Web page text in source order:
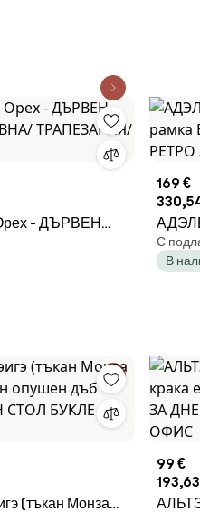
- ДЪРВЕН
169 €
С
В
(тъкан Монза
99 €